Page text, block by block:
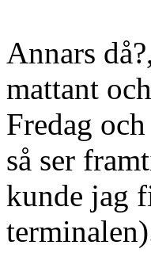
Annars
mattant
Fredag
så ser
kunde jag